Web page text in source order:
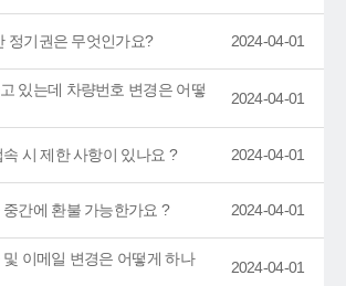
정기권은 무엇인가요? 2024-04-01
있는데 차량번호 변경은 어떻
2024-04-01
시 제한 사항이 있나요 ? 2024-04-01
간에 환불 가능한가요 ? 2024-04-01
이메일 변경은 어떻게 하나
2024-04-01